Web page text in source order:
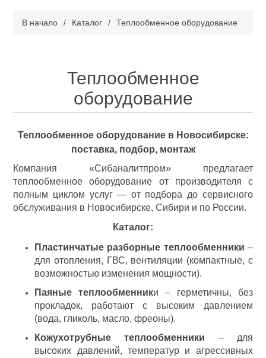
В начало / Каталог / Теплообменное оборудование
Теплообменное
оборудование
Теплообменное оборудование в Новосибирске:
поставка, подбор, монтаж
Компания «Сибаналитпром» предлагает
теплообменное оборудование от производителя с
полным циклом услуг — от подбора до сервисного
обслуживания в Новосибирске, Сибири и по России.
Каталог:
Пластинчатые разборные теплообменники –
для отопления, ГВС, вентиляции (компактные, с
возможностью изменения мощности).
Паяные теплообменники – герметичны, без
прокладок, работают с высоким давлением
(вода, гликоль, масло, фреоны).
Кожухотрубные теплообменники – для
высоких давлений, температур и агрессивных